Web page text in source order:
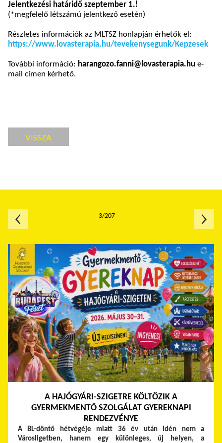
Jelentkezési határidő szeptember 1.!
(*megfelelő létszámú jelentkező esetén)
Részletes információk az MLTSZ honlapján érhetők el:
https://www.lovasterapia.hu/tevekenysegunk/Kepzesek
További információ: harangozo.fanni@lovasterapia.hu e-
mail címen kérhető.
VISSZA
A HAJÓGYÁRI-SZIGETRE KÖLTÖZIK A
GYERMEKMENTŐ SZOLGÁLAT GYEREKNAPI
RENDEZVÉNYE
A BL-döntő hétvégéje miatt 36 év után idén nem a
Városligetben, hanem egy különleges, új helyen, a
3/207